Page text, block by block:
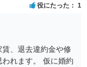
役にたった 1
、退去違約金や修
れます。 仮に婚約